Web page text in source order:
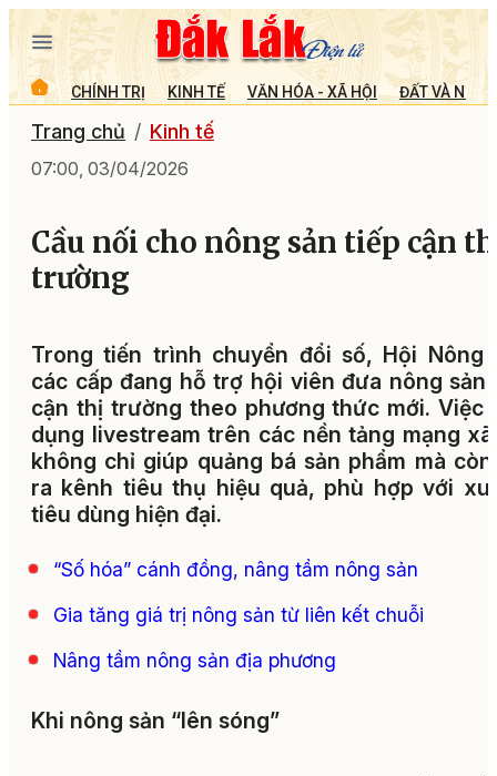
CHÍNH TRỊ KINH TẾ VĂN HÓA - XÃ HỘI ĐẤT VÀ
Trang chủ Kinh tế
07:00, 03/04/2026
Cầu nối cho nông sản tiếp cận
trường
Trong tiến trình chuyển đổi số, Hội Nông
các cấp đang hỗ trợ hội viên đưa nông sản
cận thị trường theo phương thức mới. Việc
dụng livestream trên các nền tảng mạng
không chỉ giúp quảng bá sản phẩm mà
ra kênh tiêu thụ hiệu quả, phù hợp với xu
tiêu dùng hiện đại.
“Số hóa” cánh đồng, nâng tầm nông sản
Gia tăng giá trị nông sản từ liên kết chuỗi
Nâng tầm nông sản địa phương
Khi nông sản “lên sóng”